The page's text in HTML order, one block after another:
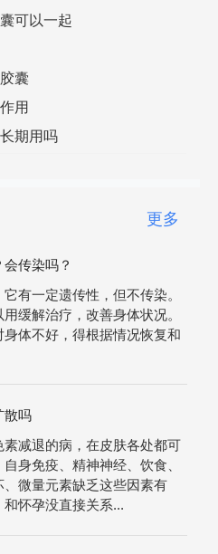
可以一起
囊
用
期用吗
更多
传染吗？
有一定遗传性，但不传染。
缓解治疗，改善身体状况。
体不好，得根据情况恢复和
散吗
减退的病，在皮肤各处都可
身免疫、精神神经、饮食、
微量元素缺乏这些因素有
怀孕没直接关系...